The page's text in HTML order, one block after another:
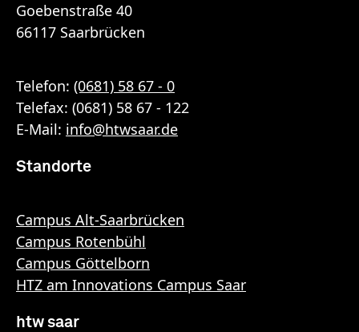
Goebenstraße 40
66117 Saarbrücken
Telefon: (0681) 58 67 - 0
Telefax: (0681) 58 67 - 122
E-Mail: info@htwsaar.de
Standorte
Campus Alt-Saarbrücken
Campus Rotenbühl
Campus Göttelborn
HTZ am Innovations Campus Saar
htw saar